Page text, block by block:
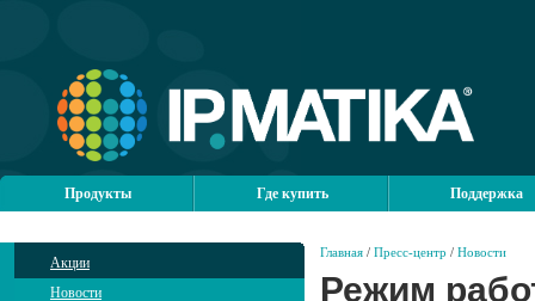
Продукты Где купить Поддержка
Акции
Новости
Главная / Пресс-центр / Новости
Режим